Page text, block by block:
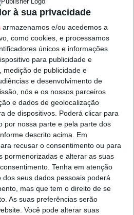
à sua privacidade
armazenamos e/ou acedemos a
como cookies, e processamos
únicos e informações
para publicidade e
medição de publicidade e
e desenvolvimento de
nós e os nossos parceiros
e dados de geolocalização
de dispositivos. Poderá clicar para
por nossa parte e pela parte dos
descrito acima. Em
recusar o consentimento ou para
pormenorizadas e alterar as suas
Tenha em atenção
seus dados pessoais poderá
mas que tem o direito de se
As suas preferências serão
Você pode alterar suas
sem carta, um ciclomotor, e
33 anos, apanhado a conduzir
sangue de 2,30 g/l.
ouvir na Estação Diária – 96.8
Pub